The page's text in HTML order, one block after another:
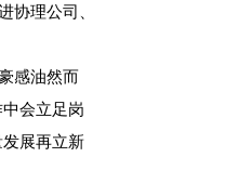
协理公司、
感油然而
会立足岗
展再立新